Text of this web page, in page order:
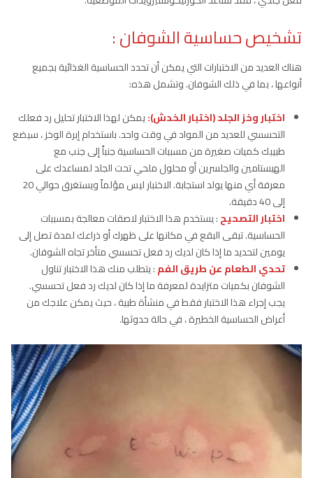
تشخيص حساسية الشوفان :
هناك العديد من الاختبارات التي يمكن أن تحدد الحساسية الغذائية بجميع
أنواعها ، بما في ذلك الشوفان. وتشمل هذه:
اختبار وخز الجلد (اختبار الخدش):يمكن لهذا الاختبار تحليل رد فعلك
التحسسي للعديد من المواد في وقت واحد. باستخدام إبرة الوخز ، سيضع
طبيبك كميات صغيرة من مسببات الحساسية جنباً إلى جنب مع
الهيستامين والجلسرين أو محلول ملحي تحت الجلد لمساعدك على
معرفة أي منها يولد استجابة. الاختبار ليس مؤلماً ويستغرق حوالي 20
إلى 40 دقيقة.
اختبار التصحيح: يستخدم هذا الاختبار لاصقات معالجة بمسببات
الحساسية. تبقى البقع في مكانها على ظهرك أو ذراعك لمدة تصل إلى
يومين لتحديد ما إذا كان لديك رد فعل تحسسي متأخر تجاه الشوفان.
تحدي الطعام عن طريق الفم: يتطلب منك هذا الاختبار تناول
الشوفان بكميات متزايدة لمعرفة ما إذا كان لديك رد فعل تحسسي.
يجب إجراء هذا الاختبار فقط في منشأة طبية ، حيث يمكن علاجك من
أعراض الحساسية الخطيرة ، في حالة حدوثها.